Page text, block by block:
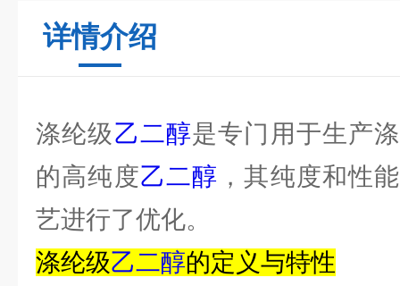
详情介绍
涤纶级乙二醇是专门用于生产
的高纯度乙二醇 ，其纯度和性
艺进行了优化。
‌涤纶级乙二醇的定义与特性‌